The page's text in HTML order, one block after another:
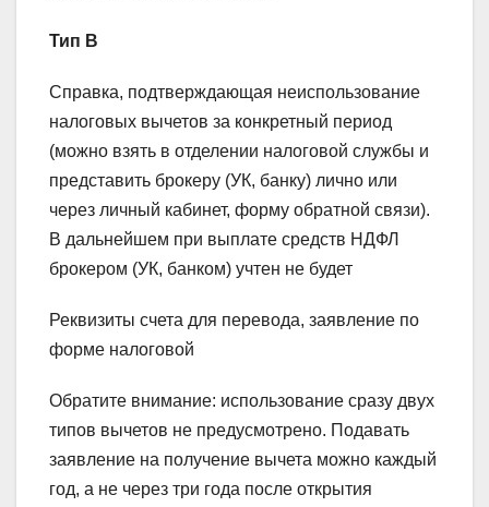
Тип В
Справка, подтверждающая неиспользование
налоговых вычетов за конкретный период
(можно взять в отделении налоговой службы и
представить брокеру (УК, банку) лично или
через личный кабинет, форму обратной связи).
В дальнейшем при выплате средств НДФЛ
брокером (УК, банком) учтен не будет
Реквизиты счета для перевода, заявление по
форме налоговой
Обратите внимание: использование сразу двух
типов вычетов не предусмотрено. Подавать
заявление на получение вычета можно каждый
год, а не через три года после открытия